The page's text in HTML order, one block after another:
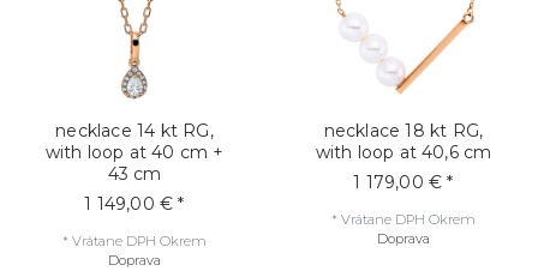
necklace 14 kt RG,
with loop at 40 cm +
43 cm
1 149,00 € *
* Vrátane DPH Okrem
Doprava
necklace 18 kt RG,
with loop at 40,6 cm
1 179,00 € *
* Vrátane DPH Okrem
Doprava